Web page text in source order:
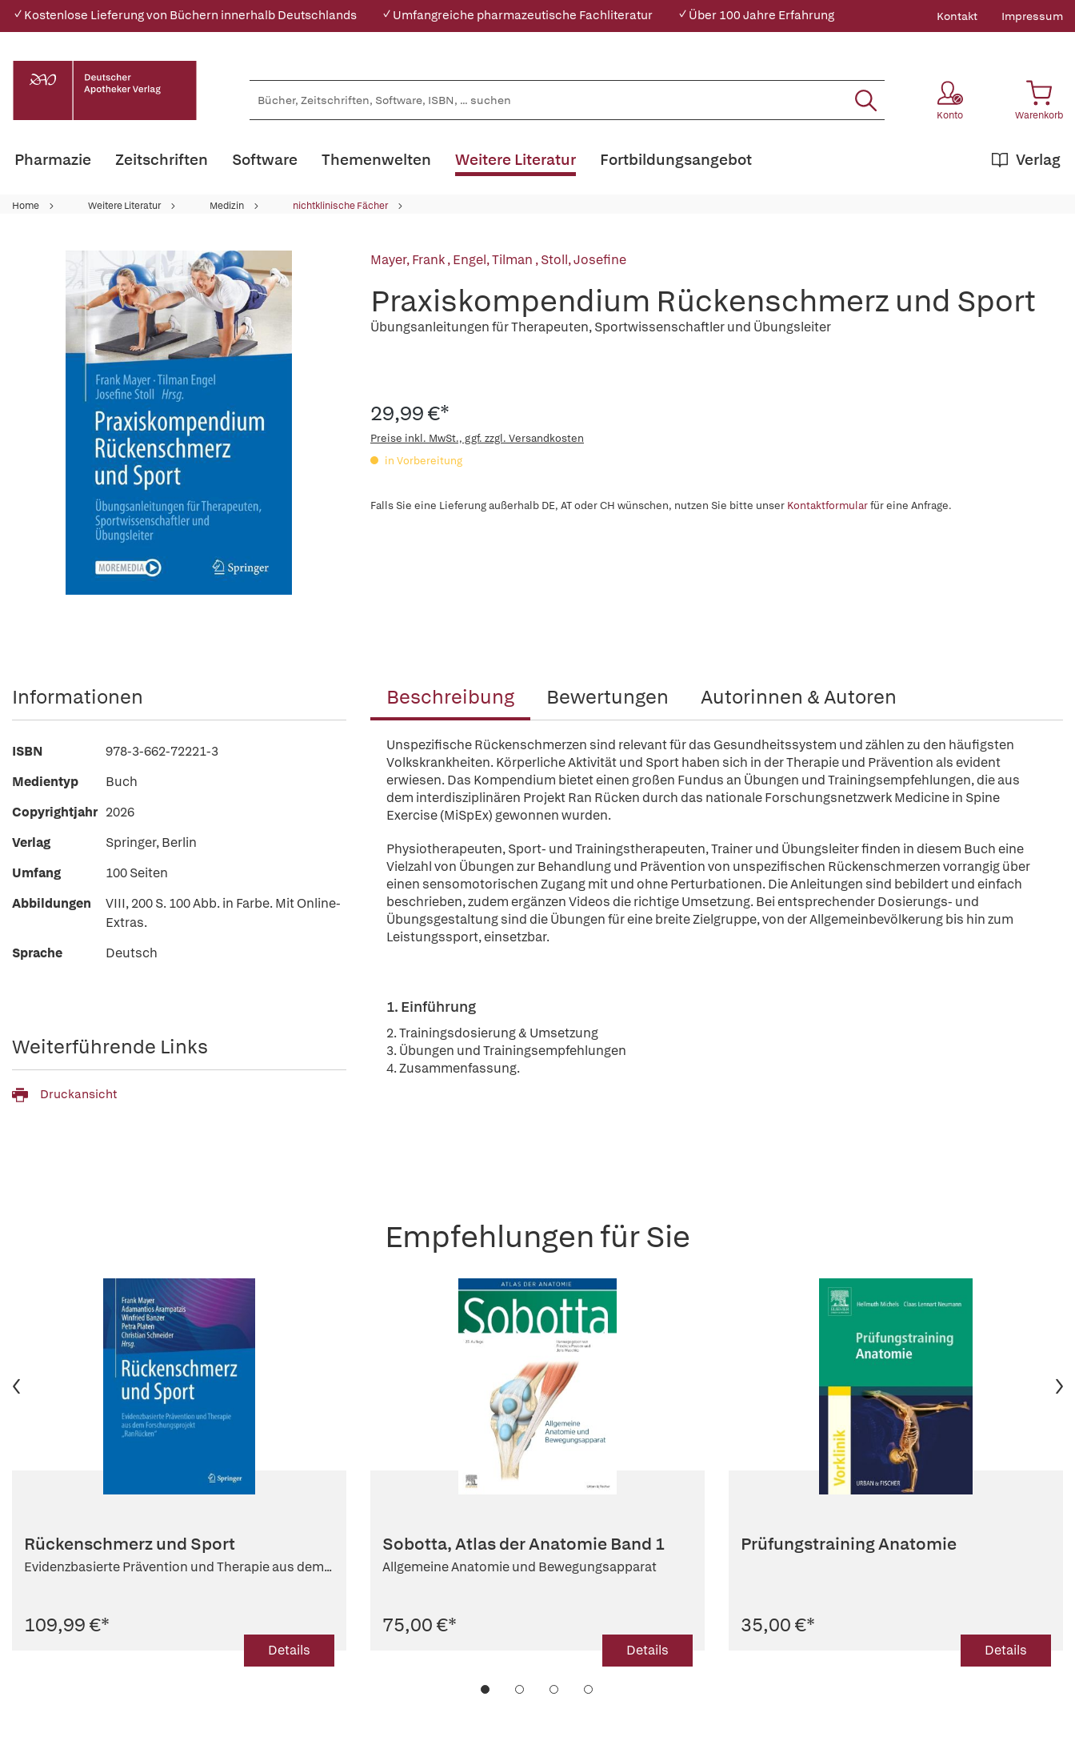
✓ Kostenlose Lieferung von Büchern innerhalb Deutschlands ✓ Umfangreiche pharmazeutische Fachliteratur ✓ Über 100 Jahre Erfahrung Kontakt Impressum
Konto Warenkorb
Pharmazie Zeitschriften Software Themenwelten Weitere Literatur Verlag
Fortbildungsangebot
Home Weitere Literatur Medizin nichtklinische Fächer
Mayer, Frank,Engel, Tilman ,Stoll, Josefine
Praxiskompendium Rückenschmerz und Sport
Übungsanleitungen für Therapeuten, Sportwissenschaftler und Übungsleiter
29,99 €*
Preise inkl. MwSt., ggf. zzgl. Versandkosten
in Vorbereitung
Falls Sie eine Lieferung außerhalb DE, AT oder CH wünschen, nutzen Sie bitte unser Kontaktformularfür eine Anfrage.
Beschreibung Bewertungen Autorinnen & Autoren
Unspezifische Rückenschmerzen sind relevant für das Gesundheitssystem und zählen zu den häufigsten
Volkskrankheiten. Körperliche Aktivität und Sport haben sich in der Therapie und Prävention als evident
erwiesen. Das Kompendium bietet einen großen Fundus an Übungen und Trainingsempfehlungen, die aus
dem interdisziplinären Projekt Ran Rücken durch das nationale Forschungsnetzwerk Medicine in Spine
Exercise (MiSpEx) gewonnen wurden.
Physiotherapeuten, Sport- und Trainingstherapeuten, Trainer und Übungsleiter finden in diesem Buch eine
Vielzahl von Übungen zur Behandlung und Prävention von unspezifischen Rückenschmerzen vorrangig über
einen sensomotorischen Zugang mit und ohne Perturbationen. Die Anleitungen sind bebildert und einfach
beschrieben, zudem ergänzen Videos die richtige Umsetzung. Bei entsprechender Dosierungs- und
Übungsgestaltung sind die Übungen für eine breite Zielgruppe, von der Allgemeinbevölkerung bis hin zum
Leistungssport, einsetzbar.
1. Einführung
2. Trainingsdosierung & Umsetzung
3. Übungen und Trainingsempfehlungen
4. Zusammenfassung.
Informationen
ISBN
978-3-662-72221-3
Medientyp
Buch
Copyrightjahr 2026
Verlag
Springer, Berlin
Umfang
100 Seiten
Abbildungen
VIII, 200 S. 100 Abb. in Farbe. Mit Online-
Extras.
Sprache
Deutsch
Weiterführende Links
Druckansicht
Empfehlungen für Sie
Rückenschmerz und Sport
Evidenzbasierte Prävention und Therapie aus dem...
109,99 €*
Details
Sobotta, Atlas der Anatomie Band 1
Allgemeine Anatomie und Bewegungsapparat
75,00 €*
Details
Prüfungstraining Anatomie
35,00 €*
Details